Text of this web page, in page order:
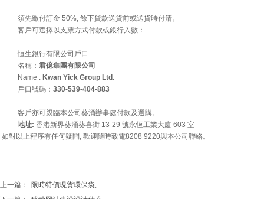
須先繳付訂金 50%, 餘下貨款送貨前或送貨時付清。
客戶可選擇以支票方式付款或銀行入數：
恒生銀行有限公司戶口
名稱： 君億集團有限公司
Name : Kwan Yick Group Ltd.
戶口號碼： 330-539-404-883
客戶亦可親臨本公司葵涌辦事處付款及選購。
地址: 香港新界葵涌葵喜街 13-29 號永恆工業大廈 603 室
如對以上程序有任何疑問, 歡迎隨時致電8208 9220與本公司聯絡。
上一篇：
限時特價現貨環保袋,......